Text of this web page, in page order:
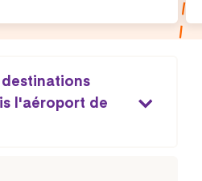
l'aéroport de